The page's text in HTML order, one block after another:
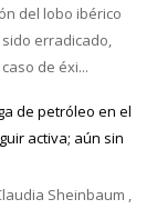
del lobo ibérico
erradicado,
de éxi...
de petróleo en el
activa; aún sin
Sheinbaum ,